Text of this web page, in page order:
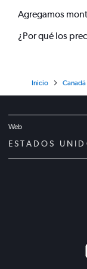
Agregamos
¿Por qué los
Inicio Canadá
Web
ESTADOS